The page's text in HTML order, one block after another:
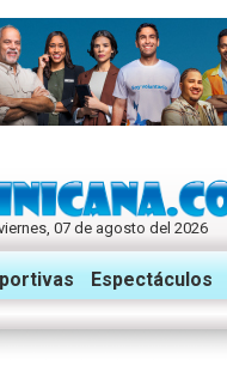
07 de agosto del 2026
Espectáculos